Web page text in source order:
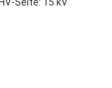
Seite: 15 kV